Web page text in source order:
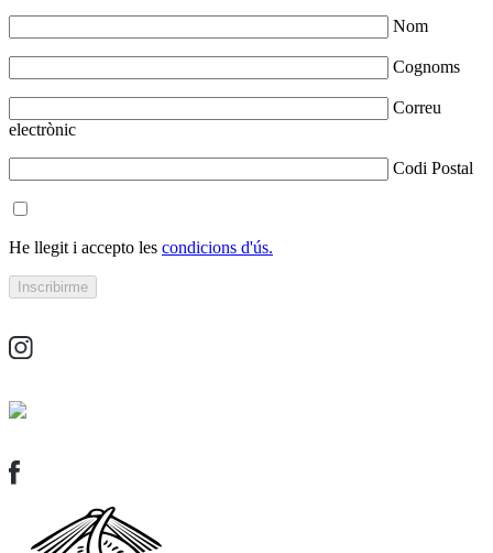
Nom
Cognoms
Correu
electrònic
Codi Postal
He llegit i accepto les condicions d'ús.